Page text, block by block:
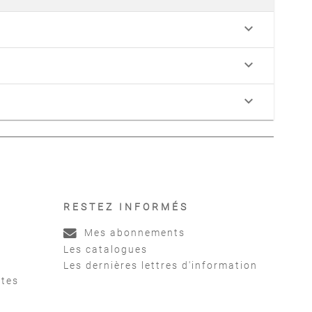
keyboard_arrow_down
keyboard_arrow_down
keyboard_arrow_down
RESTEZ INFORMÉS
Mes abonnements
Les catalogues
Les dernières lettres d'information